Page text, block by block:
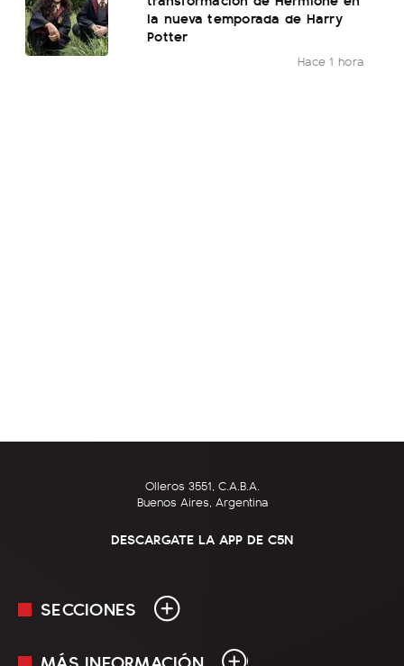
la nueva temporada de Harry
Potter
Hace 1 hora
Olleros 3551, C.A.B.A.
Buenos Aires, Argentina
DESCARGATE LA APP DE C5N
SECCIONES